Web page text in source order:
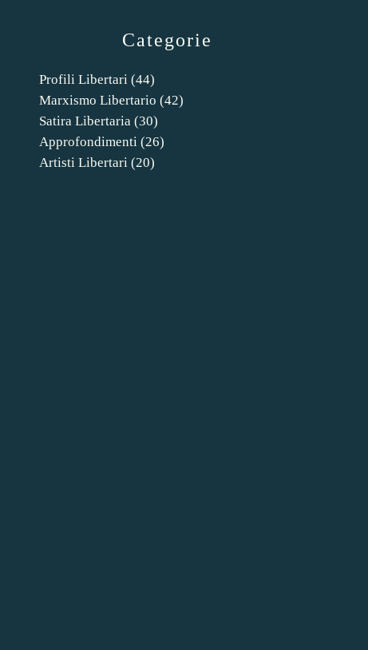
Categorie
Profili Libertari (44)
Marxismo Libertario (42)
Satira Libertaria (30)
Approfondimenti (26)
Artisti Libertari (20)